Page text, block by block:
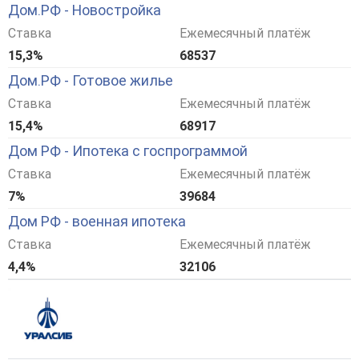
Дом.РФ - Новостройка
Ставка
15,3%
Ежемесячный платёж
68537
Дом.РФ - Готовое жилье
Ставка
15,4%
Ежемесячный платёж
68917
Дом РФ - Ипотека с госпрограммой
Ставка
7%
Ежемесячный платёж
39684
Дом РФ - военная ипотека
Ставка
4,4%
Ежемесячный платёж
32106